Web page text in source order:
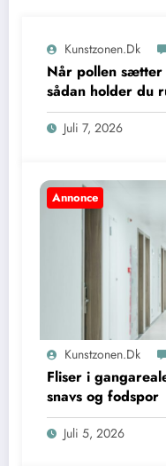
Kunstzonen.dk
Når pollen sætter
sådan holder du
Juli 7, 2026
Annonce
Kunstzonen.dk
Fliser i
snavs og fodspor
Juli 5, 2026